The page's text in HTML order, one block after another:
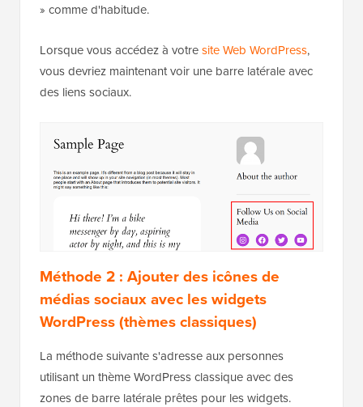
» comme d'habitude.
Lorsque vous accédez à votresite Web WordPress,
vous devriez maintenant voir une barre latérale avec
des liens sociaux.
Méthode 2 : Ajouter des icônes de
médias sociaux avec les widgets
WordPress (thèmes classiques)
La méthode suivante s'adresse aux personnes
utilisant un thème WordPress classique avec des
zones de barre latérale prêtes pour les widgets.